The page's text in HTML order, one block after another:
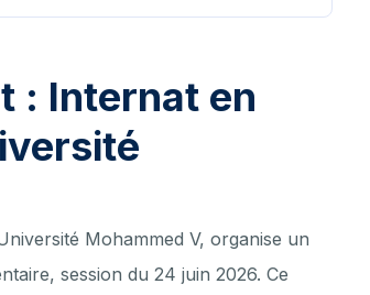
: Internat en
Mohammed V, organise un
session du 24 juin 2026. Ce